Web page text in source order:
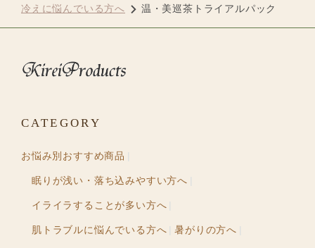
冷えに悩んでいる方へ
温・美巡茶トライアルパック
CATEGORY
お悩み別おすすめ商品
眠りが浅い・落ち込みやすい方へ
イライラすることが多い方へ
肌トラブルに悩んでいる方へ 暑がりの方へ